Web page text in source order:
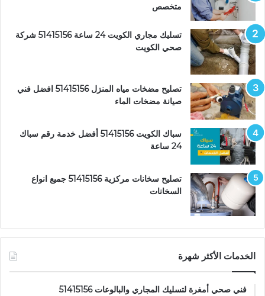
متخصص
تسليك مجاري الكويت 24 ساعة 51415156 شركة
صحي الكويت
تصليح مضخات مياه المنزل 51415156 افضل فني
صيانة مضخات الماء
سباك الكويت 51415156 أفضل خدمة رقم سباك
24 ساعة
تصليح سخانات مركزية 51415156 جميع انواع
السخانات
الخدمات الأكثر شهرة
فني صحي أمغرة لتسليك المجاري والبالوعات 51415156